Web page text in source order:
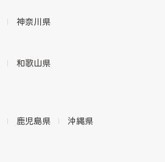
神奈川県
和歌山県
鹿児島県 沖縄県